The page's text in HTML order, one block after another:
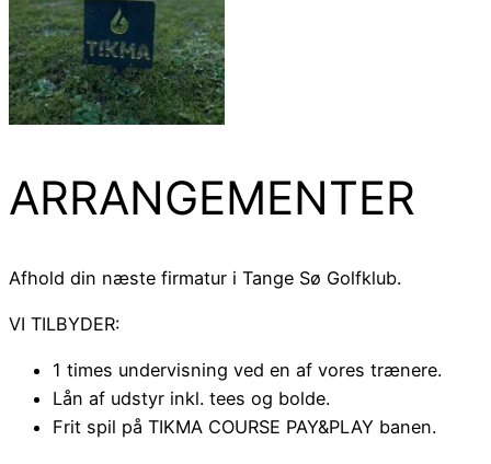
ARRANGEMENTER
Afhold din næste firmatur i Tange Sø Golfklub.
VI TILBYDER:
1 times undervisning ved en af vores trænere.
Lån af udstyr inkl. tees og bolde.
Frit spil på TIKMA COURSE PAY&PLAY banen.